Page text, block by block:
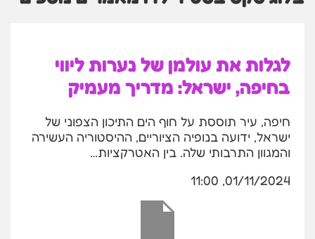
לגלות את עולמן של נערות ליווי
בחיפה, ישראל: מדריך מעמיק
חיפה, עיר תוססת על חוף הים התיכון הצפוני של
ישראל, ידועה בנופיה הציוריים, ההיסטוריה העשירה
והמגוון התרבותי שלה. בין האטרקציות…
01/11/2024, 11:00